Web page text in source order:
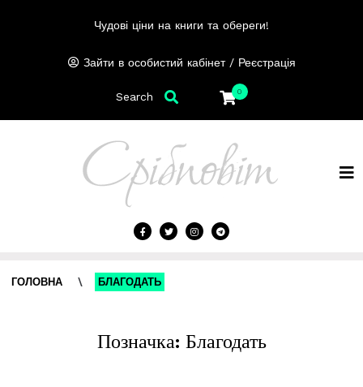
Чудові ціни на книги та обереги!
Зайти в особистий кабінет / Реєстрація
0
Search
ГОЛОВНА \ БЛАГОДАТЬ
Позначка: Благодать